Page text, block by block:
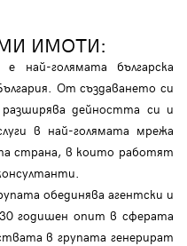
ИМОТИ:
голямата българска
От създаването си
дейността си и
в най-голямата мрежа
страна, в които работят
обединява агентски и
годишен опит в сферата
в групата генерират